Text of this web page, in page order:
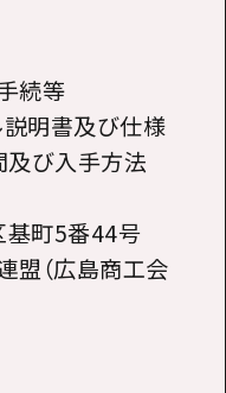
続等
明書及び仕様
及び入手方法
町5番44号
盟（広島商工会